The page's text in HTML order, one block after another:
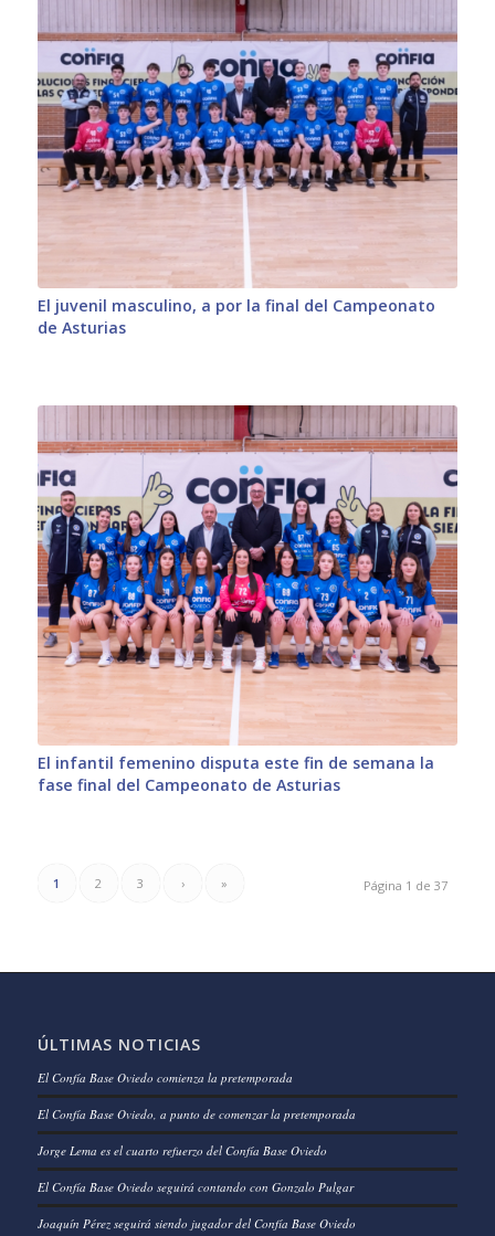
El juvenil masculino, a por la final del Campeonato
de Asturias
El infantil femenino disputa este fin de semana la
fase final del Campeonato de Asturias
Página 1 de 37
1 2 3 › »
ÚLTIMAS NOTICIAS
El Confía Base Oviedo comienza la pretemporada
El Confía Base Oviedo, a punto de comenzar la pretemporada
Jorge Lema es el cuarto refuerzo del Confía Base Oviedo
El Confía Base Oviedo seguirá contando con Gonzalo Pulgar
Joaquín Pérez seguirá siendo jugador del Confía Base Oviedo